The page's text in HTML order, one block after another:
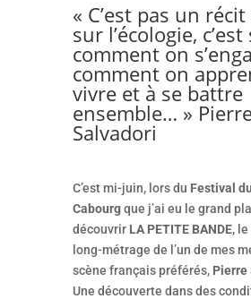
« C’est pas un
sur l’écologie,
comment on
comment on
vivre et à se battre
ensemble… »
Salvadori
C’est mi-juin, lors du Festival
Cabourgque j’ai eu le grand
découvrir LA PETITE BANDE, le
long-métrage de l’un de mes
scène français préférés, Pierre
Une découverte dans des